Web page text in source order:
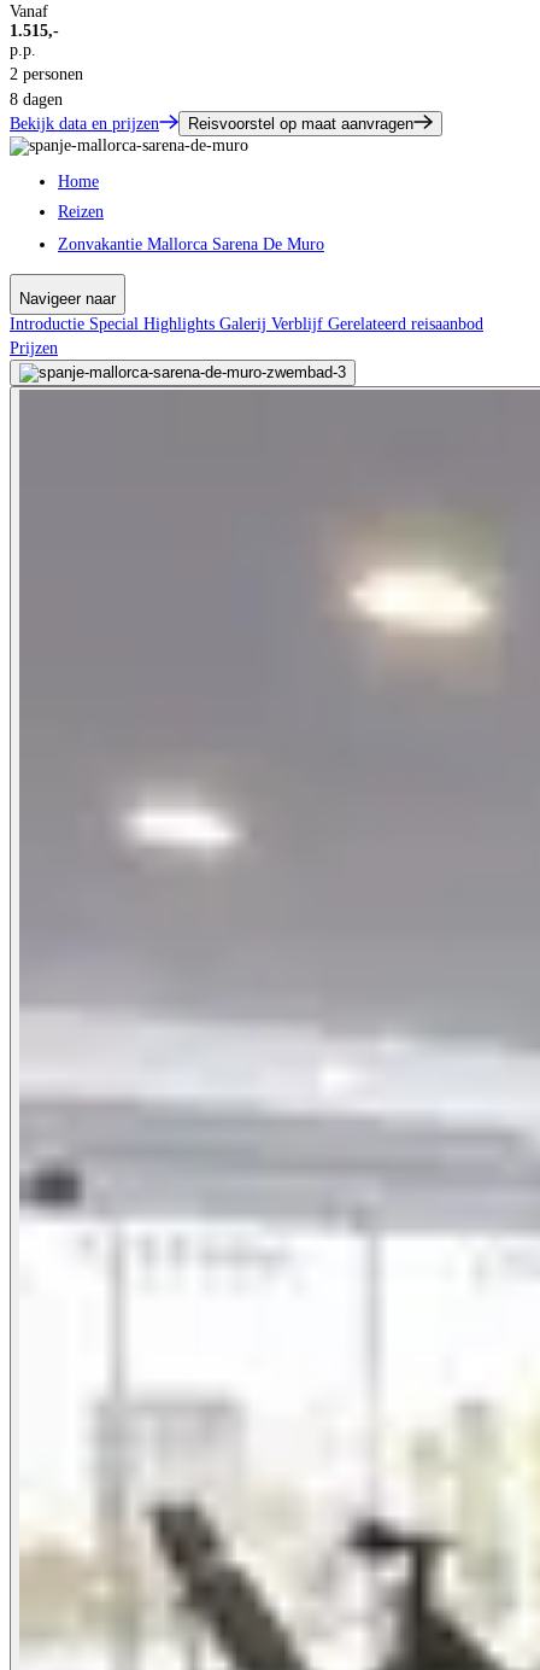
Vanaf
1.515,-
p.p.
2 personen
8 dagen
Bekijk data en prijzen
Reisvoorstel op maat aanvragen
Home
Reizen
Zonvakantie Mallorca Sarena De Muro
Navigeer naar
Introductie Special Highlights Galerij Verblijf Gerelateerd reisaanbod
Prijzen